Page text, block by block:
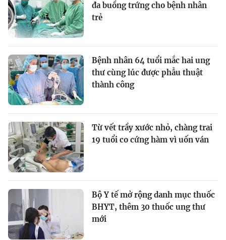
đa buồng trứng cho bệnh nhân
trẻ
Bệnh nhân 64 tuổi mắc hai ung
thư cùng lúc được phẫu thuật
thành công
Từ vết trầy xước nhỏ, chàng trai
19 tuổi co cứng hàm vì uốn ván
Bộ Y tế mở rộng danh mục thuốc
BHYT, thêm 30 thuốc ung thư
mới